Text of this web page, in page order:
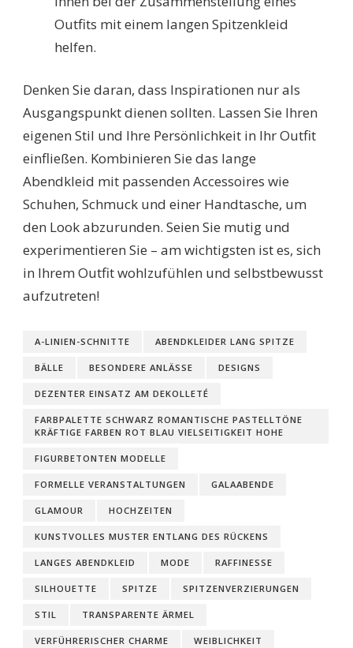
Outfits mit einem langen Spitzenkleid
helfen.
Denken Sie daran, dass Inspirationen nur als
Ausgangspunkt dienen sollten. Lassen Sie Ihren
eigenen Stil und Ihre Persönlichkeit in Ihr Outfit
einfließen. Kombinieren Sie das lange
Abendkleid mit passenden Accessoires wie
Schuhen, Schmuck und einer Handtasche, um
den Look abzurunden. Seien Sie mutig und
experimentieren Sie – am wichtigsten ist es, sich
in Ihrem Outfit wohlzufühlen und selbstbewusst
aufzutreten!
A-LINIEN-SCHNITTE ABENDKLEIDER LANG SPITZE
BÄLLE BESONDERE ANLÄSSE DESIGNS
DEZENTER EINSATZ AM DEKOLLETÉ
FARBPALETTE SCHWARZ ROMANTISCHE PASTELLTÖNE
KRÄFTIGE FARBEN ROT BLAU VIELSEITIGKEIT HOHE
FIGURBETONTEN MODELLE
FORMELLE VERANSTALTUNGEN GALAABENDE
GLAMOUR HOCHZEITEN
KUNSTVOLLES MUSTER ENTLANG DES RÜCKENS
LANGES ABENDKLEID MODE RAFFINESSE
SILHOUETTE SPITZE SPITZENVERZIERUNGEN
STIL TRANSPARENTE ÄRMEL
VERFÜHRERISCHER CHARME WEIBLICHKEIT